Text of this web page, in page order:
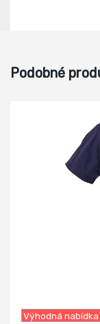
Podobné
Výhodná nabídka